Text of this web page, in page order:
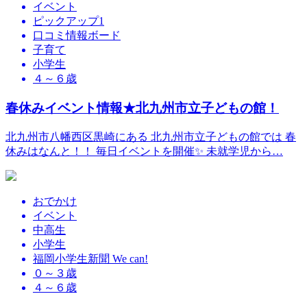
イベント
ピックアップ1
口コミ情報ボード
子育て
小学生
４～６歳
春休みイベント情報★北九州市立子どもの館！
北九州市八幡西区黒崎にある 北九州市立子どもの館では 春
休みはなんと！！ 毎日イベントを開催✨ 未就学児から…
おでかけ
イベント
中高生
小学生
福岡小学生新聞 We can!
０～３歳
４～６歳